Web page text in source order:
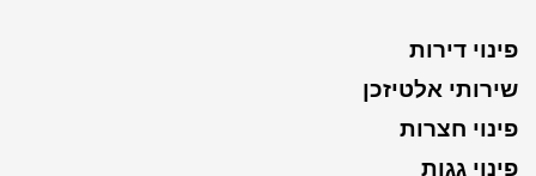
פינוי דירות
שירותי אלטיזכן
פינוי חצרות
פינוי גגות